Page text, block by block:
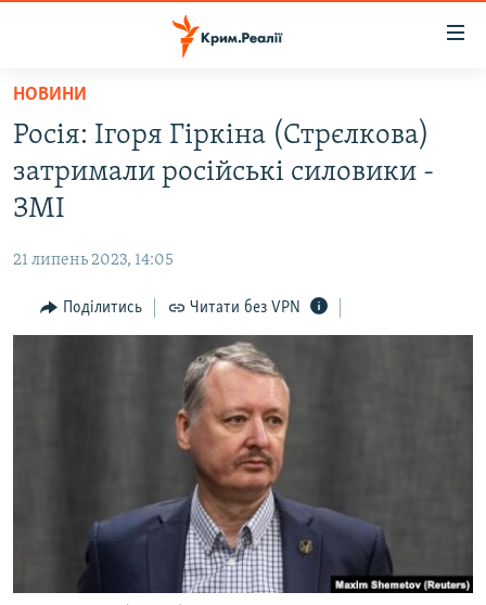
Перейти
основного
матеріалу
Перейти
до
основної
Перейти
до
ВІДЕО ТА ФОТО
БЛОГИ
ПОГЛЯД
ВІДЕОУРОКИ «ELIFBE»
СВІДЧЕННЯ ОКУПАЦІЇ
УКРАЇНСЬКА ПРОБЛЕМА КРИМУ
ЯК ОБІЙТИ БЛОКУВАННЯ
Qırımtatar
НОВИНИ
Росія: Ігоря Гіркіна (Стрєлкова)
затримали російські силовики -
ЗМІ
21 липень 2023, 14:05
Поділитись Читати без VPN